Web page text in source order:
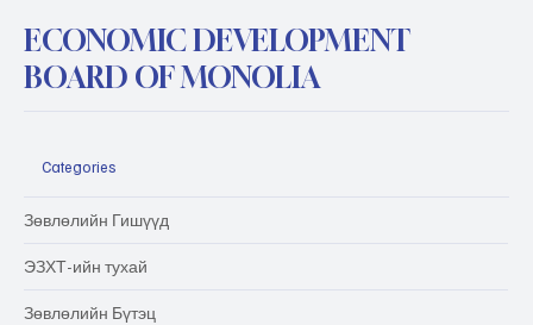
ECONOMIC DEVELOPMENT
BOARD OF MONOLIA
Categories
Зөвлөлийн Гишүүд
ЭЗХТ-ийн тухай
Зөвлөлийн Бүтэц